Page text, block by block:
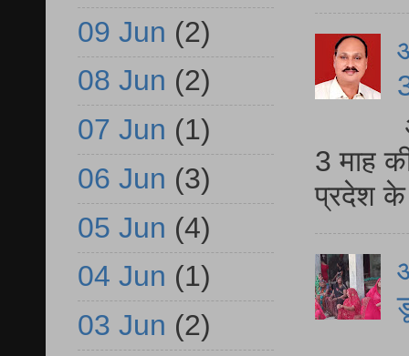
3 माह
प्रदेश
09 Jun (2)
08 Jun (2)
07 Jun (1)
06 Jun (3)
05 Jun (4)
04 Jun (1)
03 Jun (2)